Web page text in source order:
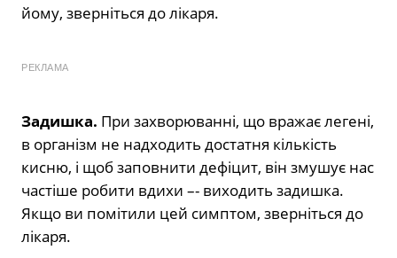
йому, зверніться до лікаря.
РЕКЛАМА
Задишка. При захворюванні, що вражає легені,
в організм не надходить достатня кількість
кисню, і щоб заповнити дефіцит, він змушує нас
частіше робити вдихи –- виходить задишка.
Якщо ви помітили цей симптом, зверніться до
лікаря.